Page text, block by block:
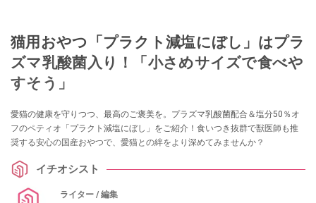
猫用おやつ「プラクト減塩にぼし」はプラ
ズマ乳酸菌入り！「小さめサイズで食べや
すそう」
愛猫の健康を守りつつ、最高のご褒美を。プラズマ乳酸菌配合＆塩分50％オ
フのペティオ「プラクト減塩にぼし」をご紹介！食いつき抜群で獣医師も推
奨する安心の国産おやつで、愛猫との絆をより深めてみませんか？
イチオシスト
ライター / 編集